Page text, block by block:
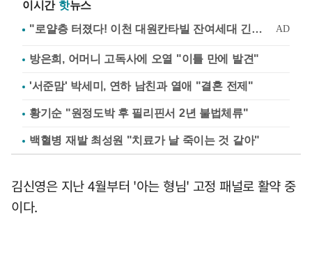
이시간 핫뉴스
방은희, 어머니 고독사에 오열 "이틀 만에 발견"
'서준맘' 박세미, 연하 남친과 열애 "결혼 전제"
황기순 "원정도박 후 필리핀서 2년 불법체류"
백혈병 재발 최성원 "치료가 날 죽이는 것 같아"
김신영은 지난 4월부터 '아는 형님' 고정 패널로 활약 중
이다.